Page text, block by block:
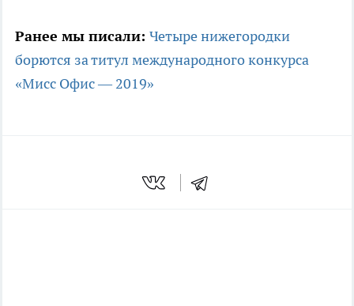
Ранее мы писали: Четыре нижегородки
борются за титул международного конкурса
«Мисс Офис — 2019»